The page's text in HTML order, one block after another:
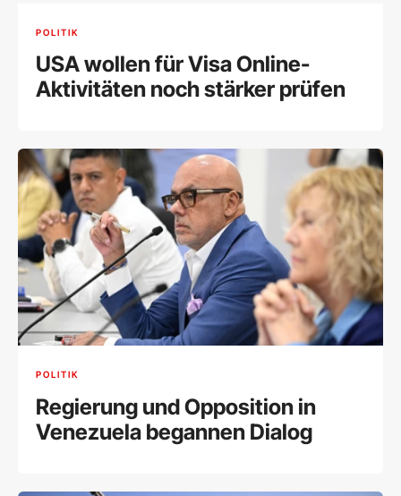
POLITIK
USA wollen für Visa Online-
Aktivitäten noch stärker prüfen
POLITIK
Regierung und Opposition in
Venezuela begannen Dialog